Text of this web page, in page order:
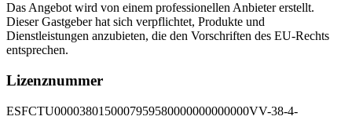
Das Angebot wird von einem professionellen Anbieter erstellt.
Dieser Gastgeber hat sich verpflichtet, Produkte und
Dienstleistungen anzubieten, die den Vorschriften des EU-Rechts
entsprechen.
Lizenznummer
ESFCTU0000380150007959580000000000000VV-38-4-